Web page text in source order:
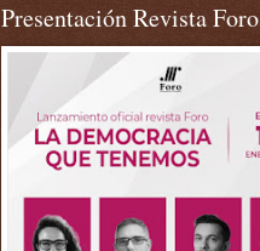
Presentación Revista Foro